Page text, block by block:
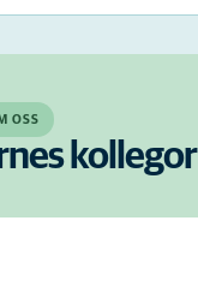
OSS
kollegor